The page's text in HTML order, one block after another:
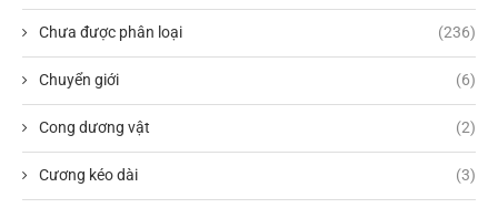
Chưa được phân loại (236)
Chuyển giới (6)
Cong dương vật (2)
Cương kéo dài (3)